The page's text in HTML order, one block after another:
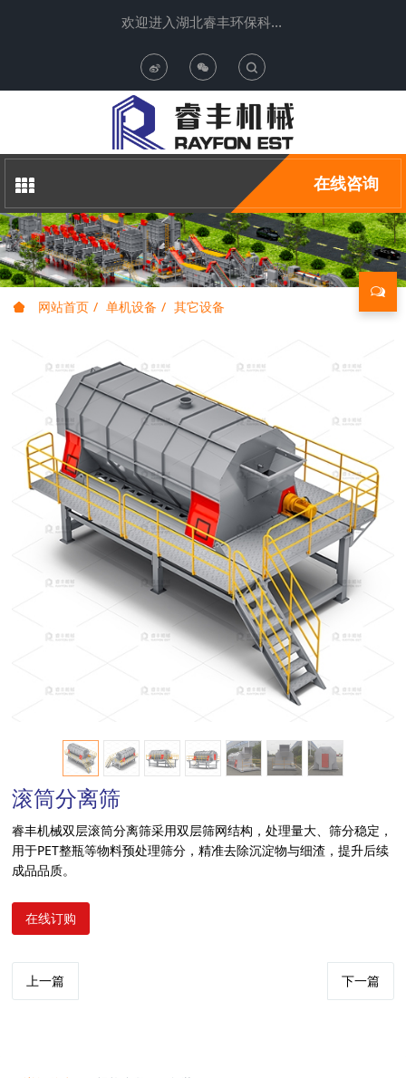
欢迎进入湖北睿丰环保科技有限公司
T
g
g
l
a
r
c
h
在线咨询
网站首页 单机设备 其它设备
滚筒分离筛
睿丰机械双层滚筒分离筛采用双层筛网结构，处理量大、筛分稳定，
用于PET整瓶等物料预处理筛分，精准去除沉淀物与细渣，提升后续
成品品质。
在线订购
上一篇 下一篇